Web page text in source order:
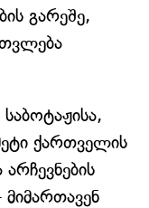
გარეშე,
ქართველის